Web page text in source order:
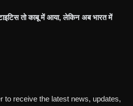
तो काबू में आया, लेकिन अब भारत में
to receive the latest news, updates,